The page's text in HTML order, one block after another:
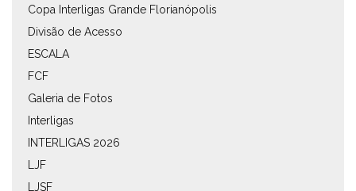
Copa Interligas Grande Florianópolis
Divisão de Acesso
ESCALA
FCF
Galeria de Fotos
Interligas
INTERLIGAS 2026
LJF
LJSF